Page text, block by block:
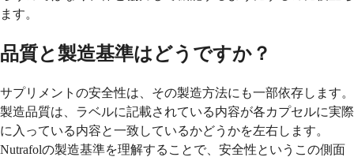
ます。
品質と製造基準はどうですか？
サプリメントの安全性は、その製造方法にも一部依存します。
製造品質は、ラベルに記載されている内容が各カプセルに実際
に入っている内容と一致しているかどうかを左右します。
Nutrafolの製造基準を理解することで、安全性というこの側面